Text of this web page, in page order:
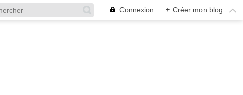
Connexion + Créer mon blog